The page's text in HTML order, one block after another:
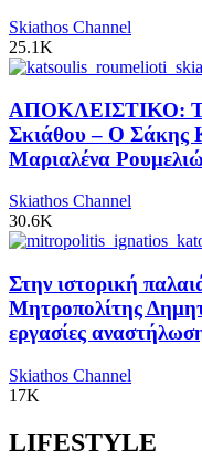
Skiathos Channel
25.1K
ΑΠΟΚΛΕΙΣΤΙΚΟ: Το
Σκιάθου – Ο Σάκης
Μαριαλένα
Skiathos Channel
30.6K
Στην ιστορική
Μητροπολίτης
εργασίες
Skiathos Channel
17K
LIFESTYLE